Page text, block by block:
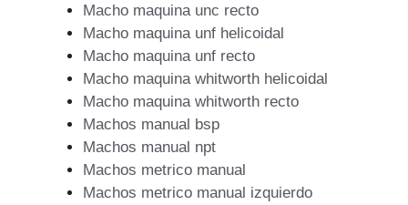
Macho maquina unc recto
Macho maquina unf helicoidal
Macho maquina unf recto
Macho maquina whitworth helicoidal
Macho maquina whitworth recto
Machos manual bsp
Machos manual npt
Machos metrico manual
Machos metrico manual izquierdo